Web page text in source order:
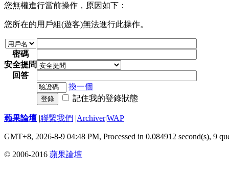
您無權進行當前操作，原因如下：
您所在的用戶組(遊客)無法進行此操作。
密碼
安全提問
回答
換一個
登錄 記住我的登錄狀態
蘋果論壇 |聯繫我們 |Archiver|WAP
GMT+8, 2026-8-9 04:48 PM, Processed in 0.084912 second(s), 9
© 2006-2016 蘋果論壇